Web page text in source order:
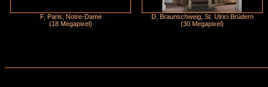
F, Paris, Notre-Dame
(18 Megapixel)
D, Braunschweig, St. Ulrici Brüdern
(30 Megapixel)